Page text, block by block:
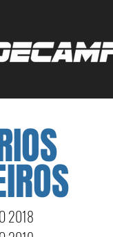
2018